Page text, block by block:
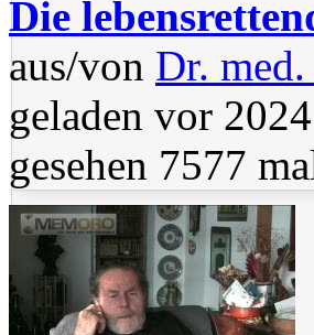
Die
aus/von Dr.
geladen vor
gesehen 7577